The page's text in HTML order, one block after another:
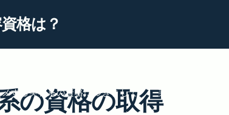
格は？
する美容系の資格につきまして 美容の知識が詳
の資格の取得